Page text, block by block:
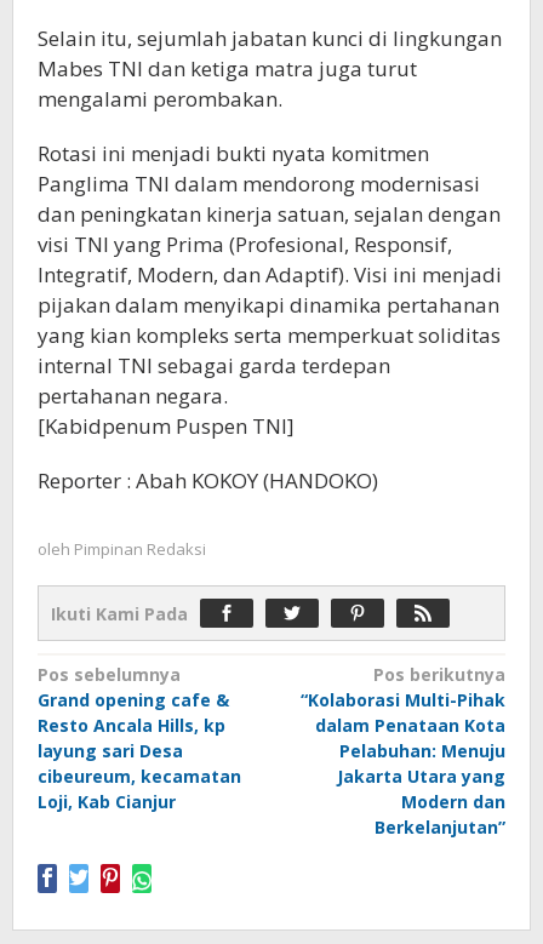
Selain itu, sejumlah jabatan kunci di lingkungan
Mabes TNI dan ketiga matra juga turut
mengalami perombakan.
Rotasi ini menjadi bukti nyata komitmen
Panglima TNI dalam mendorong modernisasi
dan peningkatan kinerja satuan, sejalan dengan
visi TNI yang Prima (Profesional, Responsif,
Integratif, Modern, dan Adaptif). Visi ini menjadi
pijakan dalam menyikapi dinamika pertahanan
yang kian kompleks serta memperkuat soliditas
internal TNI sebagai garda terdepan
pertahanan negara.
[Kabidpenum Puspen TNI]
Reporter : Abah KOKOY (HANDOKO)
oleh Pimpinan Redaksi
Ikuti Kami Pada
Navigasi
pos
Pos sebelumnya
Grand opening cafe &
Resto Ancala Hills, kp
layung sari Desa
cibeureum, kecamatan
Loji, Kab Cianjur
Pos berikutnya
“Kolaborasi Multi-Pihak
dalam Penataan Kota
Pelabuhan: Menuju
Jakarta Utara yang
Modern dan
Berkelanjutan”